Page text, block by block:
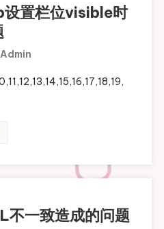
置栏位visible时
Admin
不一致造成的问题